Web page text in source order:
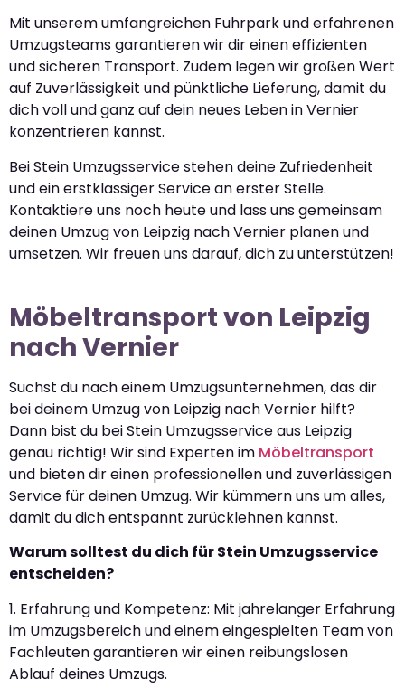
Mit unserem umfangreichen Fuhrpark und erfahrenen
Umzugsteams garantieren wir dir einen effizienten
und sicheren Transport. Zudem legen wir großen Wert
auf Zuverlässigkeit und pünktliche Lieferung, damit du
dich voll und ganz auf dein neues Leben in Vernier
konzentrieren kannst.
Bei Stein Umzugsservice stehen deine Zufriedenheit
und ein erstklassiger Service an erster Stelle.
Kontaktiere uns noch heute und lass uns gemeinsam
deinen Umzug von Leipzig nach Vernier planen und
umsetzen. Wir freuen uns darauf, dich zu unterstützen!
Möbeltransport von Leipzig
nach Vernier
Suchst du nach einem Umzugsunternehmen, das dir
bei deinem Umzug von Leipzig nach Vernier hilft?
Dann bist du bei Stein Umzugsservice aus Leipzig
genau richtig! Wir sind Experten im Möbeltransport
und bieten dir einen professionellen und zuverlässigen
Service für deinen Umzug. Wir kümmern uns um alles,
damit du dich entspannt zurücklehnen kannst.
Warum solltest du dich für Stein Umzugsservice
entscheiden?
1. Erfahrung und Kompetenz: Mit jahrelanger Erfahrung
im Umzugsbereich und einem eingespielten Team von
Fachleuten garantieren wir einen reibungslosen
Ablauf deines Umzugs.